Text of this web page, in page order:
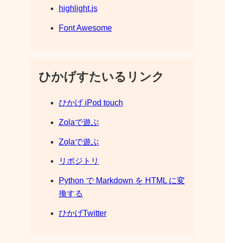
highlight.js
Font Awesome
ひかげすたいるリンク
ひかげ iPod touch
Zolaで遊ぶ
Zolaで遊ぶ
リポジトリ
Python で Markdown を HTML に変
換する
ひかげTwitter